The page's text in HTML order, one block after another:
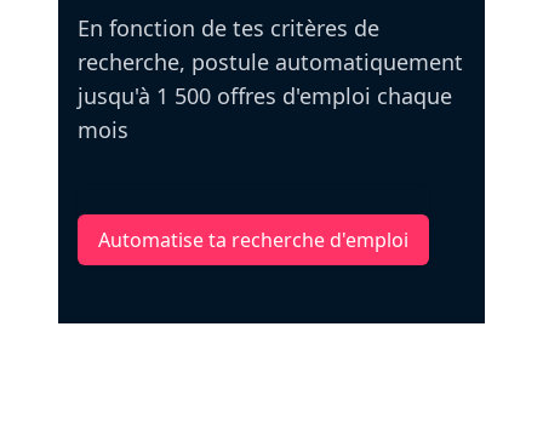
En fonction de tes critères de
recherche, postule automatiquement
jusqu'à 1 500 offres d'emploi chaque
mois
Automatise ta recherche d'emploi